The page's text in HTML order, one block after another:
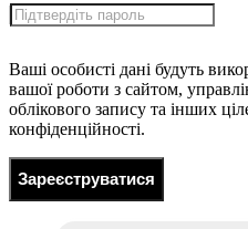
Ваші особисті дані будуть
вашої роботи з сайтом,
облікового запису та інших
конфіденційності.
Зареєструватися